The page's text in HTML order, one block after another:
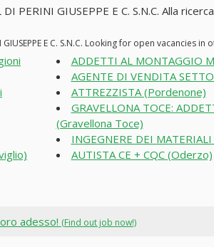
PERINI GIUSEPPE E C. S.N.C. Alla
E C. S.N.C. Looking for open vacancies
ADDETTI AL MONTAGGIO
AGENTE DI VENDITA
ATTREZZISTA (Pordenone)
GRAVELLONA TOCE:
(Gravellona Toce)
INGEGNERE DEI
AUTISTA CE + CQC (Oderzo)
adesso! (Find out job now!)